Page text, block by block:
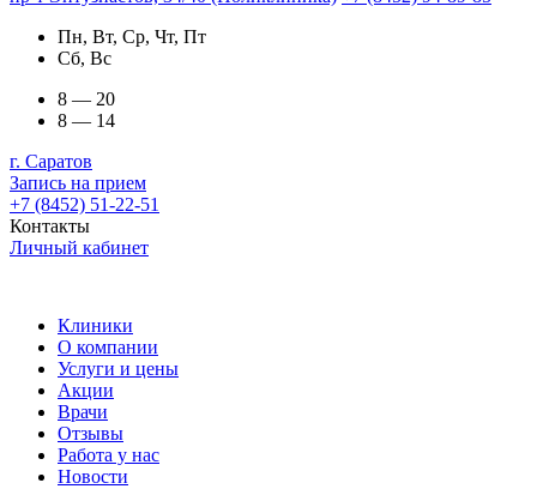
Пн, Вт, Ср, Чт, Пт
Сб, Вс
8 — 20
8 — 14
г. Саратов
Запись на прием
+7 (8452) 51-22-51
Контакты
Личный кабинет
Клиники
О компании
Услуги и цены
Акции
Врачи
Отзывы
Работа у нас
Новости